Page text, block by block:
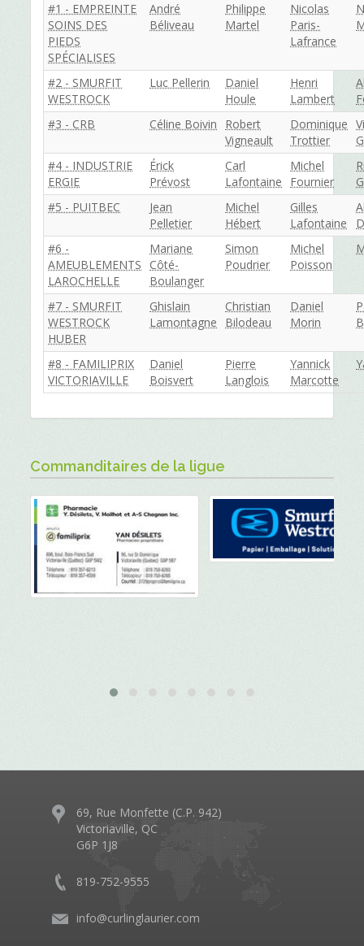
#1 - EMPREINTE
SOINS DES
PIEDS
SPÉCIALISES
André
Béliveau
Philippe
Martel
Nicolas
Paris-
Lafrance
#2 - SMURFIT
WESTROCK
Luc Pellerin
Daniel
Houle
Henri
Lambert
#3 - CRB
Céline Boivin
Robert
Vigneault
Dominique
Trottier
#4 - INDUSTRIE
ERGIE
Érick
Prévost
Carl
Lafontaine
Michel
Fournier
#5 - PUITBEC
Jean
Pelletier
Michel
Hébert
Gilles
Lafontaine
#6 -
AMEUBLEMENTS
LAROCHELLE
Mariane
Côté-
Boulanger
Simon
Poudrier
Michel
Poisson
#7 - SMURFIT
WESTROCK
HUBER
Ghislain
Lamontagne
Christian
Bilodeau
Daniel
Morin
#8 - FAMILIPRIX
VICTORIAVILLE
Daniel
Boisvert
Pierre
Langlois
Yannick
Marcotte
Commanditaires de la ligue
69, Rue Monfette (C.P. 942)
Victoriaville, QC
G6P 1J8
819-752-9555
info@curlinglaurier.com